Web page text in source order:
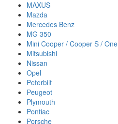
MAXUS
Mazda
Mercedes Benz
MG 350
Mini Cooper / Cooper S / One
Mitsubishi
Nissan
Opel
Peterbilt
Peugeot
Plymouth
Pontiac
Porsche